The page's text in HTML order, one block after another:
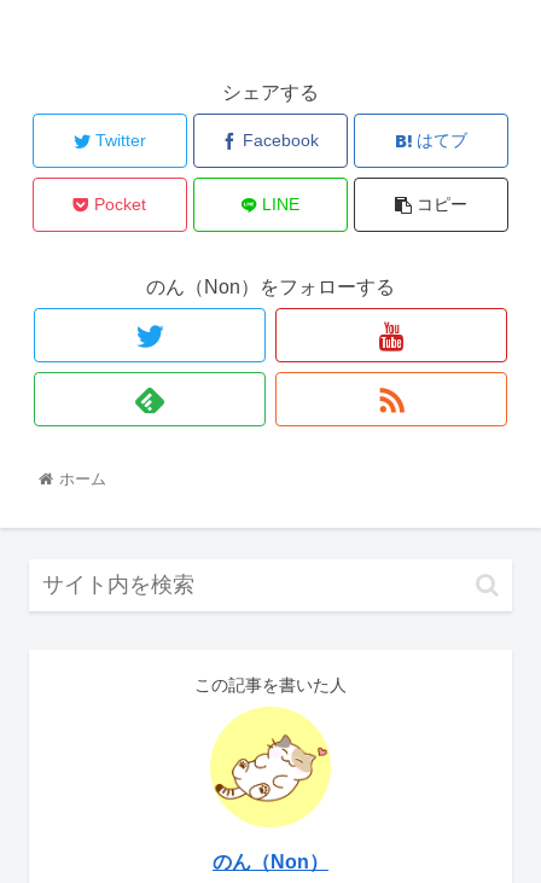
シェアする
Twitter Facebook はてブ
Pocket LINE コピー
のん（Non）をフォローする
ホーム
この記事を書いた人
のん（Non）